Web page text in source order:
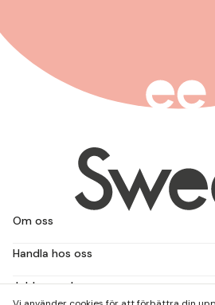
Om oss
Handla hos oss
Jobba med oss